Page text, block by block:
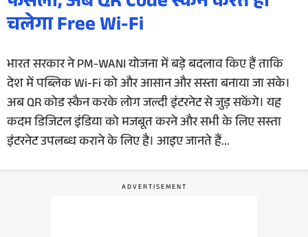
रिव्यू
मोबाइल फोन्स
गेमिंग
फोटो
चलेगा Free Wi-Fi
भारत सरकार ने PM-WANI योजना में बड़े बदलाव किए हैं ताकि
देश में पब्लिक Wi-Fi को और आसान और सस्ता बनाया जा सके।
अब QR कोड स्कैन करके लोग जल्दी इंटरनेट से जुड़ सकेंगे। यह
कदम डिजिटल इंडिया को मजबूत करने और सभी के लिए सस्ता
इंटरनेट उपलब्ध कराने के लिए है। आइए जानते हैं...